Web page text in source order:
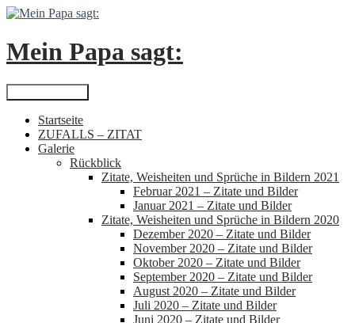
Zum
springen
Mein Papa sagt:
Suchen
Startseite
ZUFALLS – ZITAT
Galerie
Rückblick
Zitate, Weisheiten und Sprüche in Bildern 2021
Februar 2021 – Zitate und Bilder
Januar 2021 – Zitate und Bilder
Zitate, Weisheiten und Sprüche in Bildern 2020
Dezember 2020 – Zitate und Bilder
November 2020 – Zitate und Bilder
Oktober 2020 – Zitate und Bilder
September 2020 – Zitate und Bilder
August 2020 – Zitate und Bilder
Juli 2020 – Zitate und Bilder
Juni 2020 – Zitate und Bilder